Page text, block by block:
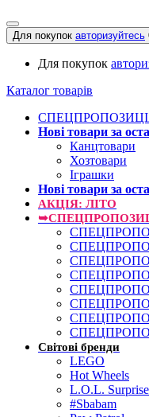
Для покупок авторизуйтесь
Для покупок
Каталог товарів
Нові товари за
Канцтовари
Хозтовари
Іграшки
Нові товари за
АКЦІЯ: ЛІТО
Світові бренди
LEGO
Hot Wheels
L.O.L. Surprise
#Sbabam